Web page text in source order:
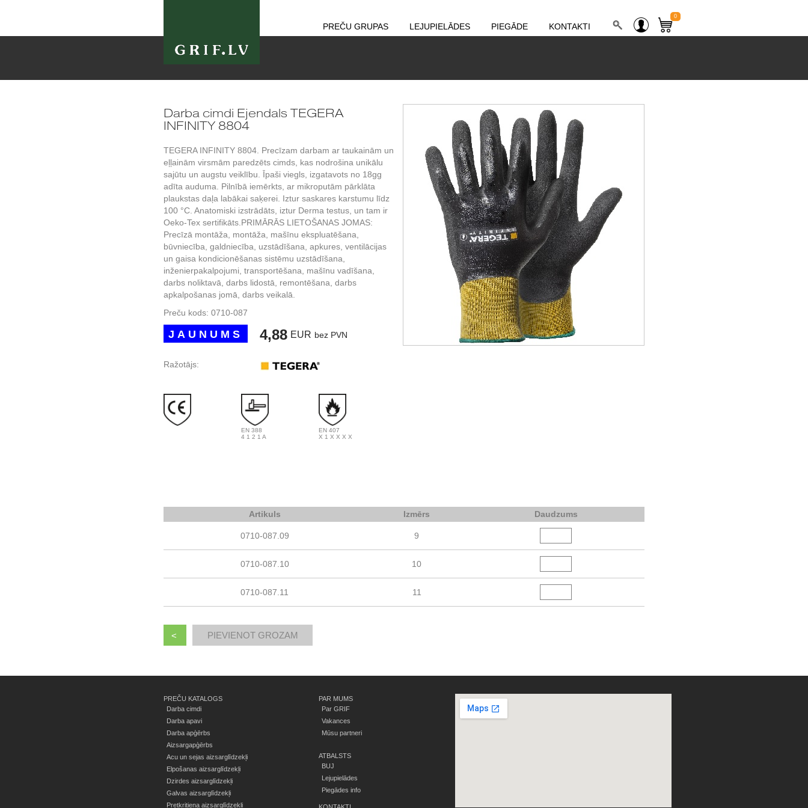
PREČU GRUPAS LEJUPIELĀDES PIEGĀDE KONTAKTI
0
Darba cimdi Ejendals TEGERA
INFINITY 8804
TEGERA INFINITY 8804. Precīzam darbam ar taukainām un
eļļainām virsmām paredzēts cimds, kas nodrošina unikālu
sajūtu un augstu veiklību. Īpaši viegls, izgatavots no 18gg
adīta auduma. Pilnībā iemērkts, ar mikroputām pārklāta
plaukstas daļa labākai saķerei. Iztur saskares karstumu līdz
100 °C. Anatomiski izstrādāts, iztur Derma testus, un tam ir
Oeko-Tex sertifikāts.PRIMĀRĀS LIETOŠANAS JOMAS:
Precīzā montāža, montāža, mašīnu ekspluatēšana,
būvniecība, galdniecība, uzstādīšana, apkures, ventilācijas
un gaisa kondicionēšanas sistēmu uzstādīšana,
inženierpakalpojumi, transportēšana, mašīnu vadīšana,
darbs noliktavā, darbs lidostā, remontēšana, darbs
apkalpošanas jomā, darbs veikalā.
Preču kods: 0710-087
JAUNUMS 4,88 EUR bez PVN
Ražotājs:
EN 388
4 1 2 1 A
EN 407
X 1 X X X X
Artikuls Izmērs Daudzums
0710-087.09 9
0710-087.10 10
0710-087.11 11
<
PREČU KATALOGS
Darba cimdi
Darba apavi
Darba apģērbs
Aizsargapģērbs
Acu un sejas aizsarglīdzekļi
Elpošanas aizsarglīdzekļi
Dzirdes aizsarglīdzekļi
Galvas aizsarglīdzekļi
Pretkritiena aizsarglīdzekļi
PAR MUMS
Par GRIF
Vakances
Mūsu partneri
ATBALSTS
BUJ
Lejupielādes
Piegādes info